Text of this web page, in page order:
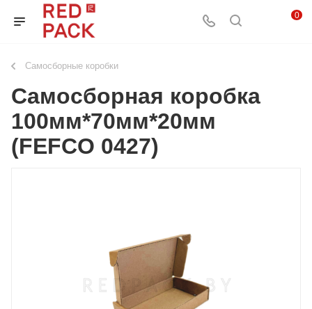
0
Самосборные коробки
Самосборная коробка
100мм*70мм*20мм
(FEFCO 0427)